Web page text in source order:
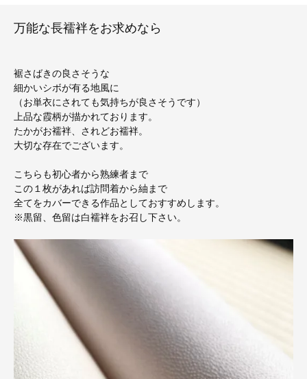
万能な長襦袢をお求めなら
裾さばきの良さそうな
細かいシボが有る地風に
（お単衣にされても気持ちが良さそうです）
上品な霞柄が描かれております。
たかがお襦袢、されどお襦袢。
大切な存在でございます。
こちらも初心者から熟練者まで
この１枚があれば訪問着から紬まで
全てをカバーできる作品としておすすめします。
※黒留、色留は白襦袢をお召し下さい。